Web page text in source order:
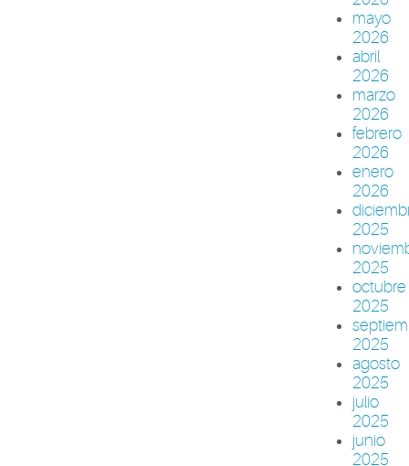
mayo
2026
abril
2026
marzo
2026
febrero
2026
enero
2026
2025
2025
octubre
2025
2025
agosto
2025
julio
2025
junio
2025